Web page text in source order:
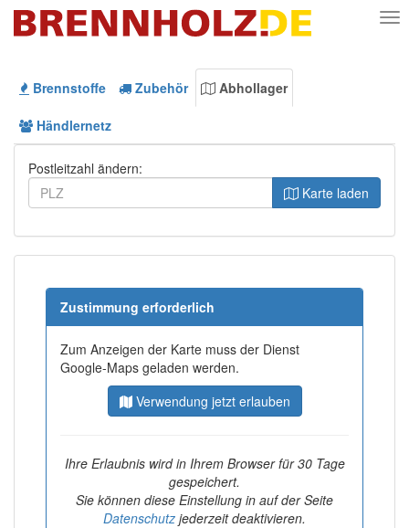
Brennstoffe Zubehör Abhollager
Händlernetz
Postleitzahl ändern:
Karte laden
Zustimmung erforderlich
Zum Anzeigen der Karte muss der Dienst
Google-Maps geladen werden.
Verwendung jetzt erlauben
Ihre Erlaubnis wird in Ihrem Browser für 30 Tage
gespeichert.
Sie können diese Einstellung in auf der Seite
Datenschutz jederzeit deaktivieren.